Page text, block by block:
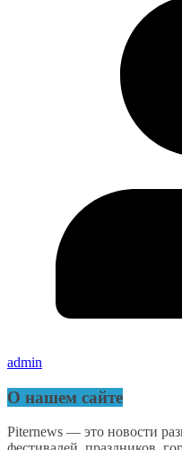
admin
О нашем сайте
Piternews — это новости